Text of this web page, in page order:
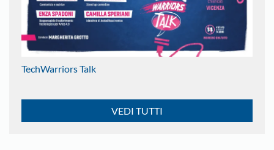
TechWarriors Talk
VEDI TUTTI